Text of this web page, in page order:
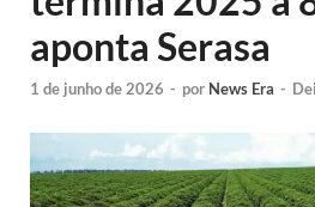
aponta Serasa
1 de junho de 2026 - por News Era -